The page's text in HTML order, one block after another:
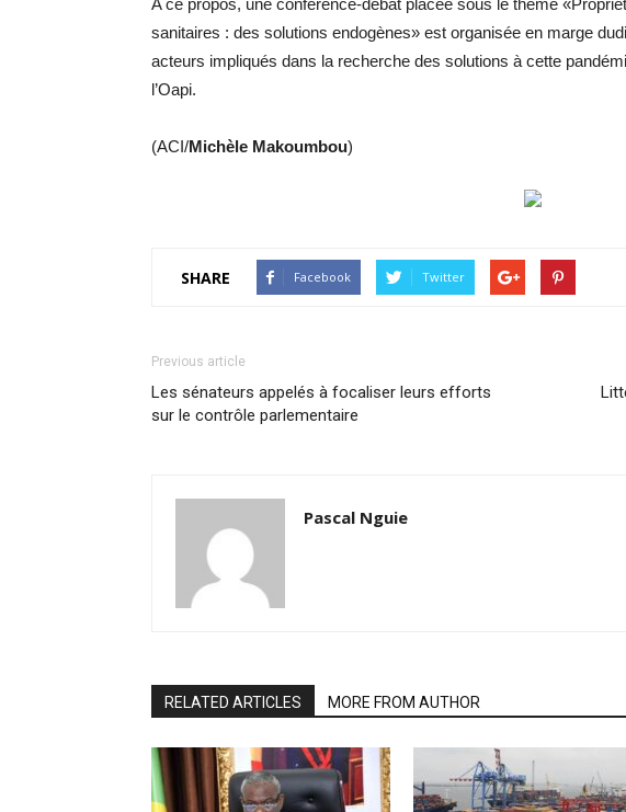
A ce propos, une conférence-débat placée sous le thème
sanitaires : des solutions endogènes» est organisée en marge
acteurs impliqués dans la recherche des solutions à cette
l’Oapi.
(ACI/Michèle Makoumbou)
SHARE Facebook Twitter
Previous article
Les sénateurs appelés à focaliser leurs efforts
sur le contrôle parlementaire
Pascal Nguie
RELATED ARTICLES MORE FROM AUTHOR